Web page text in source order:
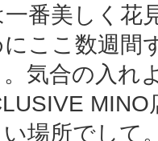
番美しく花
ここ数週間
気合の入れ
MINO
場所でして